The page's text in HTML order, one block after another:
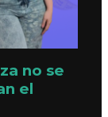
no se
el